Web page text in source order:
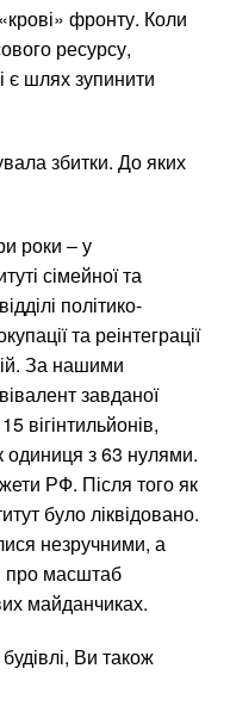
фронту. Коли
ресурсу,
є шлях зупинити
збитки. До яких
роки – у
сімейної та
політико-
та реінтеграції
За нашими
завданої
вігінтильйонів,
одиниця з 63 нулями.
РФ. Після того як
було ліквідовано.
незручними, а
про масштаб
майданчиках.
Ви також